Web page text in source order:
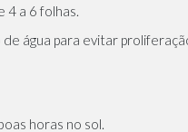
4 a 6 folhas.
água para evitar
horas no sol.